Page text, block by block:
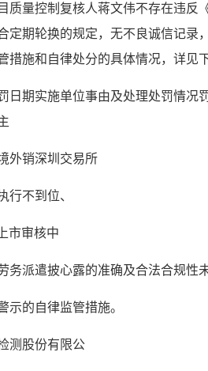
质量控制复核人蒋文伟不存在违反
定期轮换的规定，无不良诚信记录
措施和自律处分的具体情况，详见
日期实施单位事由及处理处罚情况
外销深圳交易所
行不到位、
市审核中
务派遣披心露的准确及合法合规性
示的自律监管措施。
测股份有限公